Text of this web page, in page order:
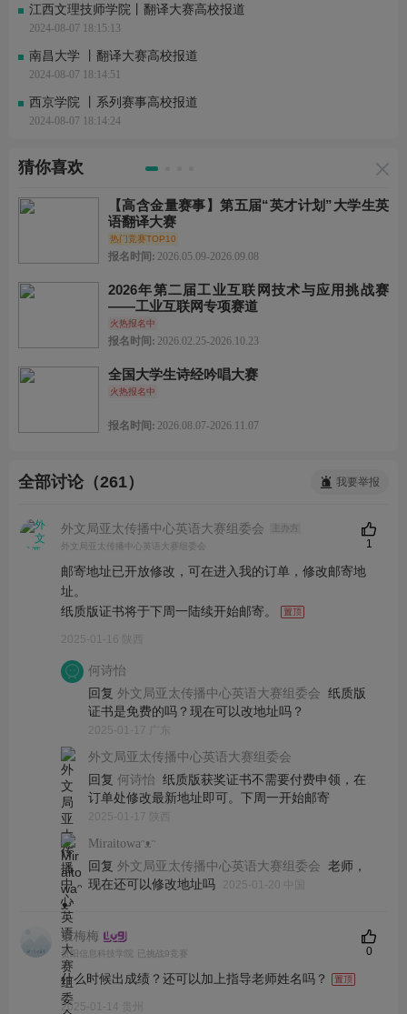
江西文理技师学院丨翻译大赛高校报道
2024-08-07 18:15:13
南昌大学 丨翻译大赛高校报道
2024-08-07 18:14:51
西京学院 丨系列赛事高校报道
2024-08-07 18:14:24
猜你喜欢
【高含金量赛事】第五届“英才计划”大学生英
语翻译大赛
热门竞赛TOP10
报名时间: 2026.05.09-2026.09.08
2026年第二届工业互联网技术与应用挑战赛
——工业互联网专项赛道
火热报名中
报名时间: 2026.02.25-2026.10.23
全国大学生诗经吟唱大赛
火热报名中
报名时间: 2026.08.07-2026.11.07
全部讨论（261） 我要举报
外文局亚太传播中心英语大赛组委会
主办方
外文局亚太传播中心英语大赛组委会
邮寄地址已开放修改，可在进入我的订单，修改邮寄地
址。
纸质版证书将于下周一陆续开始邮寄。
2025-01-16 陕西
1
何诗怡
回复 外文局亚太传播中心英语大赛组委会 纸质版
证书是免费的吗？现在可以改地址吗？
2025-01-17 广东
外文局亚太传播中心英语大赛组委会
回复 何诗怡 纸质版获奖证书不需要付费申领，在
订单处修改最新地址即可。下周一开始邮寄
2025-01-17 陕西
Miraitowaᵔᴥᵔ
回复 外文局亚太传播中心英语大赛组委会 老师，
现在还可以修改地址吗
2025-01-20 中国
聂梅梅
贵阳信息科技学院 已挑战9竞赛
什么时候出成绩？还可以加上指导老师姓名吗？
2025-01-14 贵州
0